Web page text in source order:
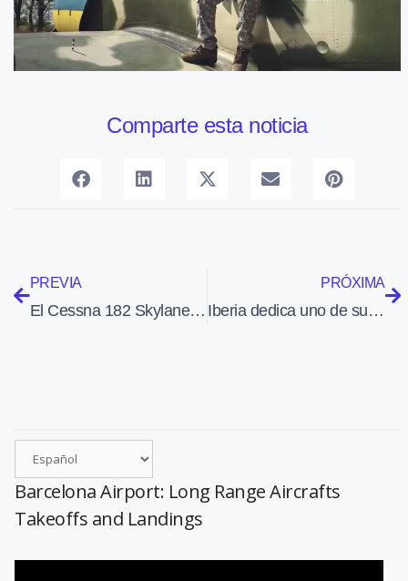
Comparte esta noticia
PREVIA
El Cessna 182 Skylane cumple 70 años, Se han vendido más de 23.000 unidades
PRÓXIMA
Iberia dedica uno de sus aviones a Bettina Kadner, primera española piloto de aviación comercial
Barcelona Airport: Long Range Aircrafts
Takeoffs and Landings